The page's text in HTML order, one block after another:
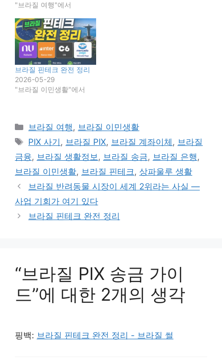
"브라질 여행"에서
브라질 핀테크 완전 정리
2026-05-29
"브라질 이민생활"에서
카
테
리
브라질 여행 , 브라질 이민생활
태
그
PIX 사기 , 브라질 PIX, 브라질 계좌이체 , 브라질
금융, 브라질 생활정보 , 브라질 송금, 브라질 은행 ,
브라질 이민생활, 브라질 핀테크 , 상파울루 생활
브라질 반려동물 시장이 세계 2위라는 사실 —
사업 기회가 여기 있다
브라질 핀테크 완전 정리
“브라질 PIX 송금 가이
드”에 대한 2개의 생각
핑백: 브라질 핀테크 완전 정리 - 브라질 썰